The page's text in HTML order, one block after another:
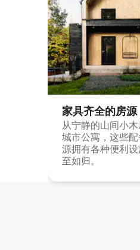
家具齐全的房源
从宁静的山间小
城市公寓，这些
源拥有各种便利
至如归。